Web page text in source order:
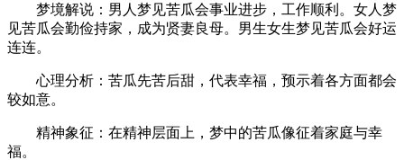
梦境解说：男人梦见苦瓜会事业进步，工作顺利。女人梦
见苦瓜会勤俭持家，成为贤妻良母。男生女生梦见苦瓜会好运
连连。
心理分析：苦瓜先苦后甜，代表幸福，预示着各方面都会
较如意。
精神象征：在精神层面上，梦中的苦瓜像征着家庭与幸
福。